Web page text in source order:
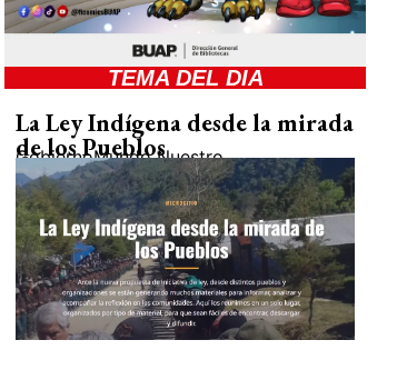
TEMA DEL DIA
La Ley Indígena desde la mirada
de los Pueblos
GobiernoMundo Nuestro